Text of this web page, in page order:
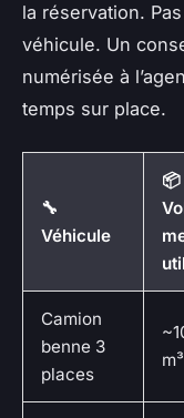
la réservation.
véhicule. Un
numérisée à
temps sur place.
🔧
Véhicule
📦
Camion
benne 3
places
m³